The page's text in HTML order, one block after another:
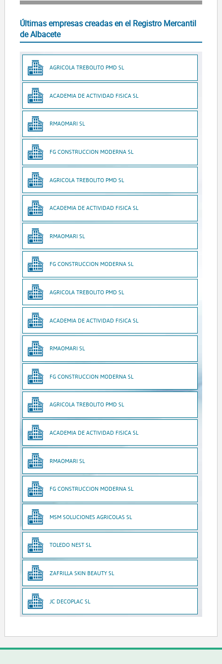
Últimas empresas creadas en el Registro Mercantil
de Albacete
AGRICOLA TREBOLITO PMD SL
ACADEMIA DE ACTIVIDAD FISICA SL
RMAOMARI SL
FG CONSTRUCCION MODERNA SL
AGRICOLA TREBOLITO PMD SL
ACADEMIA DE ACTIVIDAD FISICA SL
RMAOMARI SL
FG CONSTRUCCION MODERNA SL
AGRICOLA TREBOLITO PMD SL
ACADEMIA DE ACTIVIDAD FISICA SL
RMAOMARI SL
FG CONSTRUCCION MODERNA SL
AGRICOLA TREBOLITO PMD SL
ACADEMIA DE ACTIVIDAD FISICA SL
RMAOMARI SL
FG CONSTRUCCION MODERNA SL
MSM SOLUCIONES AGRICOLAS SL
TOLEDO NEST SL
ZAFRILLA SKIN BEAUTY SL
JC DECOPLAC SL